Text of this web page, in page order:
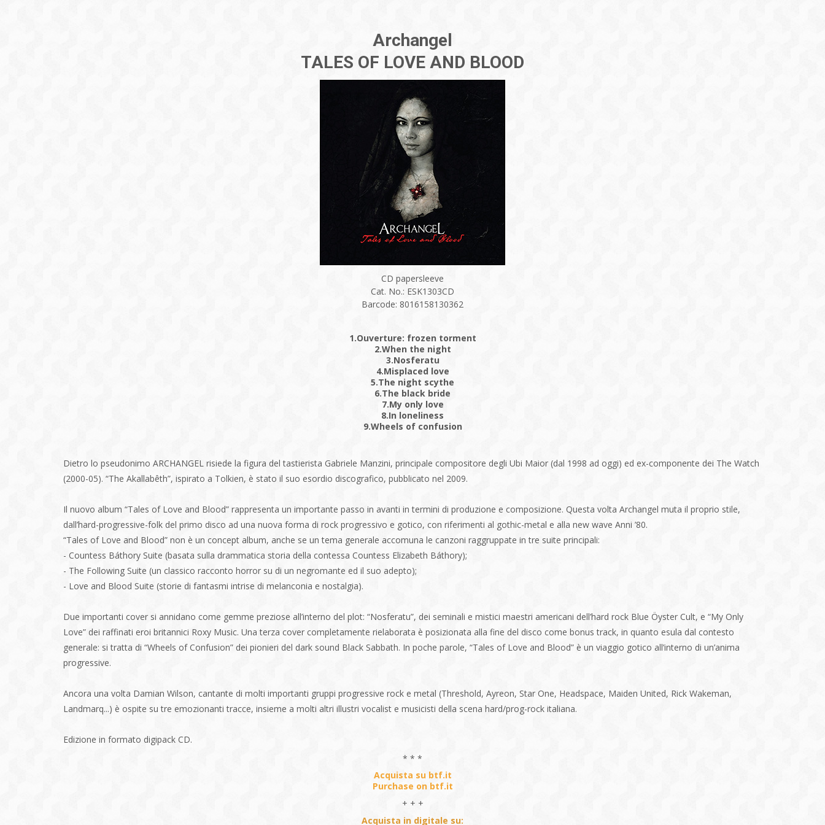
Archangel
TALES OF LOVE AND BLOOD
CD papersleeve
Cat. No.: ESK1303CD
Barcode: 8016158130362
1.Ouverture: frozen torment
2.When the night
3.Nosferatu
4.Misplaced love
5.The night scythe
6.The black bride
7.My only love
8.In loneliness
9.Wheels of confusion
Dietro lo pseudonimo ARCHANGEL risiede la figura del tastierista Gabriele Manzini, principale compositore degli Ubi Maior (dal 1998 ad oggi) ed ex-componente dei The Watch
(2000-05). “The Akallabêth”, ispirato a Tolkien, è stato il suo esordio discografico, pubblicato nel 2009.
Il nuovo album “Tales of Love and Blood” rappresenta un importante passo in avanti in termini di produzione e composizione. Questa volta Archangel muta il proprio stile,
dall’hard-progressive-folk del primo disco ad una nuova forma di rock progressivo e gotico, con riferimenti al gothic-metal e alla new wave Anni ’80.
“Tales of Love and Blood” non è un concept album, anche se un tema generale accomuna le canzoni raggruppate in tre suite principali:
- Countess Báthory Suite (basata sulla drammatica storia della contessa Countess Elizabeth Báthory);
- The Following Suite (un classico racconto horror su di un negromante ed il suo adepto);
- Love and Blood Suite (storie di fantasmi intrise di melanconia e nostalgia).
Due importanti cover si annidano come gemme preziose all’interno del plot: “Nosferatu”, dei seminali e mistici maestri americani dell’hard rock Blue Öyster Cult, e “My Only
Love” dei raffinati eroi britannici Roxy Music. Una terza cover completamente rielaborata è posizionata alla fine del disco come bonus track, in quanto esula dal contesto
generale: si tratta di “Wheels of Confusion” dei pionieri del dark sound Black Sabbath. In poche parole, “Tales of Love and Blood” è un viaggio gotico all’interno di un’anima
progressive.
Ancora una volta Damian Wilson, cantante di molti importanti gruppi progressive rock e metal (Threshold, Ayreon, Star One, Headspace, Maiden United, Rick Wakeman,
Landmarq...) è ospite su tre emozionanti tracce, insieme a molti altri illustri vocalist e musicisti della scena hard/prog-rock italiana.
Edizione in formato digipack CD.
* * *
Acquista su btf.it
Purchase on btf.it
+ + +
Acquista in digitale su: